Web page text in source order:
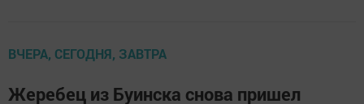
ВЧЕРА, СЕГОДНЯ, ЗАВТРА
Жеребец из Буинска снова пришел